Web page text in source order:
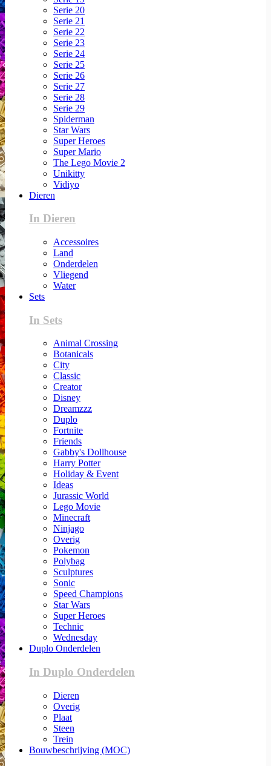
Serie 20
Serie 21
Serie 22
Serie 23
Serie 24
Serie 25
Serie 26
Serie 27
Serie 28
Serie 29
Spiderman
Star Wars
Super Heroes
Super Mario
The Lego Movie 2
Unikitty
Vidiyo
Dieren
In Dieren
Accessoires
Land
Onderdelen
Vliegend
Water
Sets
In Sets
Animal Crossing
Botanicals
City
Classic
Creator
Disney
Dreamzzz
Duplo
Fortnite
Friends
Gabby's Dollhouse
Harry Potter
Holiday & Event
Ideas
Jurassic World
Lego Movie
Minecraft
Ninjago
Overig
Pokemon
Polybag
Sculptures
Sonic
Speed Champions
Star Wars
Super Heroes
Technic
Wednesday
Duplo Onderdelen
In Duplo Onderdelen
Dieren
Overig
Plaat
Steen
Trein
Bouwbeschrijving (MOC)